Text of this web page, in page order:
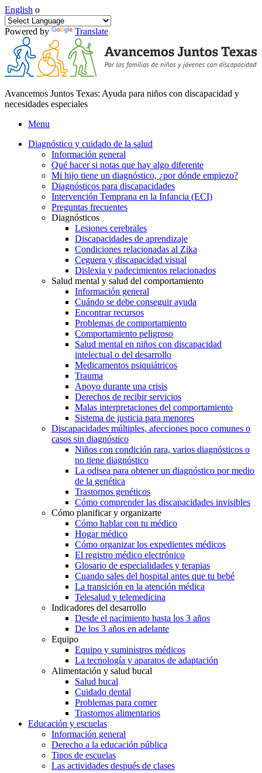
English o
Powered by Translate
Avancemos Juntos Texas: Ayuda para niños con discapacidad y
necesidades especiales
Menu
Diagnóstico y cuidado de la salud
Información general
Qué hacer si notas que hay algo diferente
Mi hijo tiene un diagnóstico, ¿por dónde empiezo?
Diagnósticos para discapacidades
Intervención Temprana en la Infancia (ECI)
Preguntas frecuentes
Diagnósticos
Lesiones cerebrales
Discapacidades de aprendizaje
Condiciones relacionadas al Zika
Ceguera y discapacidad visual
Dislexia y padecimientos relacionados
Salud mental y salud del comportamiento
Información general
Cuándo se debe conseguir ayuda
Encontrar recursos
Problemas de comportamiento
Comportamiento peligroso
Salud mental en niños con discapacidad
intelectual o del desarrollo
Medicamentos psiquiátricos
Trauma
Apoyo durante una crisis
Derechos de recibir servicios
Malas interpretaciones del comportamiento
Sistema de justicia para menores
Discapacidades múltiples, afecciones poco comunes o
casos sin diagnóstico
Niños con condición rara, varios diagnósticos o
no tiene diagnóstico
La odisea para obtener un diagnóstico por medio
de la genética
Trastornos genéticos
Cómo comprender las discapacidades invisibles
Cómo planificar y organizarte
Cómo hablar con tu médico
Hogar médico
Cómo organizar los expedientes médicos
El registro médico electrónico
Glosario de especialidades y terapias
Cuando sales del hospital antes que tu bebé
La transición en la atención médica
Telesalud y telemedicina
Indicadores del desarrollo
Desde el nacimiento hasta los 3 años
De los 3 años en adelante
Equipo
Equipo y suministros médicos
La tecnología y aparatos de adaptación
Alimentación y salud bucal
Salud bucal
Cuidado dental
Problemas para comer
Trastornos alimentarios
Educación y escuelas
Información general
Derecho a la educación pública
Tipos de escuelas
Las actividades después de clases